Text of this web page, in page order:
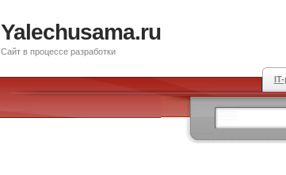
Yalechusama.ru
Сайт в процессе разработки